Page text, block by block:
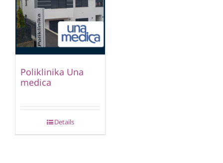
Poliklinika Una
medica
Details